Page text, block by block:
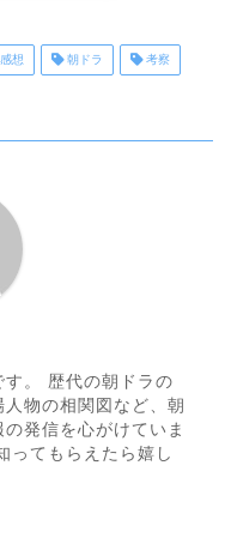
想 朝ドラ 考察
。 歴代の朝ドラの
物の相関図など、朝
発信を心がけていま
ってもらえたら嬉し